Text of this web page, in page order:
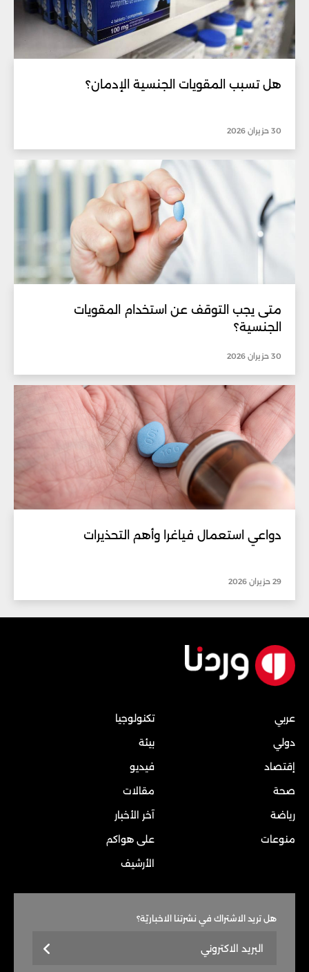
هل تسبب المقويات الجنسية الإدمان؟
30 حزيران 2026
متى يجب التوقف عن استخدام المقويات
الجنسية؟
30 حزيران 2026
دواعي استعمال فياغرا وأهم التحذيرات
29 حزيران 2026
عربي
دولي
إقتصاد
صحة
رياضة
منوعات
تكنولوجيا
بيئة
فيديو
مقالات
آخر الأخبار
على هواكم
الأرشيف
هل تريد الاشتراك في نشرتنا الاخباريّة؟